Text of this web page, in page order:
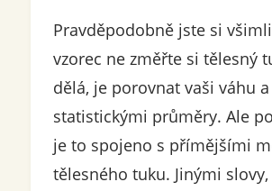
Pravděpodobně jste si
vzorec ne změřte si tělesný
dělá, je porovnat vaši váhu
statistickými průměry. Ale
je to spojeno s přímějšími
tělesného tuku. Jinými